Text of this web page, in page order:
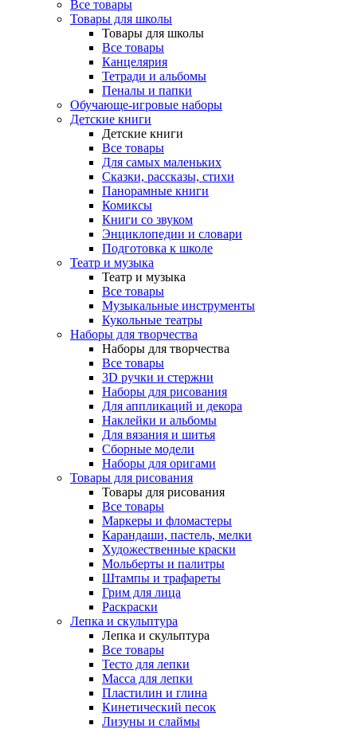
Все товары
Товары для школы
Товары для школы
Все товары
Канцелярия
Тетради и альбомы
Пеналы и папки
Обучающе-игровые наборы
Детские книги
Детские книги
Все товары
Для самых маленьких
Сказки, рассказы, стихи
Панорамные книги
Комиксы
Книги со звуком
Энциклопедии и словари
Подготовка к школе
Театр и музыка
Театр и музыка
Все товары
Музыкальные инструменты
Кукольные театры
Наборы для творчества
Наборы для творчества
Все товары
3D ручки и стержни
Наборы для рисования
Для аппликаций и декора
Наклейки и альбомы
Для вязания и шитья
Сборные модели
Наборы для оригами
Товары для рисования
Товары для рисования
Все товары
Маркеры и фломастеры
Карандаши, пастель, мелки
Художественные краски
Мольберты и палитры
Штампы и трафареты
Грим для лица
Раскраски
Лепка и скульптура
Лепка и скульптура
Все товары
Тесто для лепки
Масса для лепки
Пластилин и глина
Кинетический песок
Лизуны и слаймы